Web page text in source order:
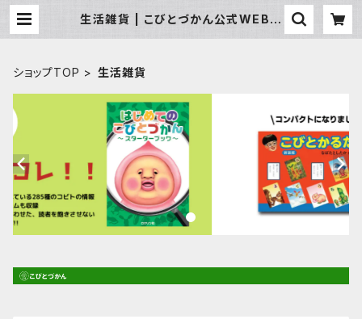
生活雑貨 | こびとづかん公式WEBシ
ショップTOP 生活雑貨